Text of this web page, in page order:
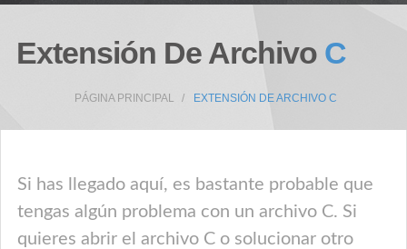
Extensión De Archivo C
PÁGINA PRINCIPAL EXTENSIÓN DE ARCHIVO C
Si has llegado aquí, es bastante probable que
tengas algún problema con un archivo C. Si
quieres abrir el archivo C o solucionar otro